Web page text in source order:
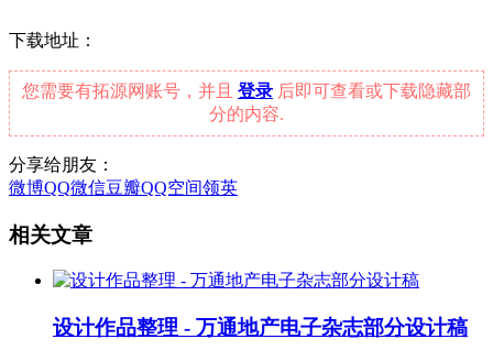
下载地址：
您需要有拓源网账号，并且 登录 后即可查看或下载隐藏部
分的内容.
分享给朋友：
微博QQ微信豆瓣QQ空间领英
相关文章
设计作品整理 - 万通地产电子杂志部分设计稿